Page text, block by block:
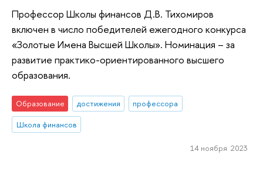
Профессор Школы финансов Д.В. Тихомиров
включен в число победителей ежегодного конкурса
«Золотые Имена Высшей Школы». Номинация – за
развитие практико-ориентированного высшего
образования.
Образование достижения
профессора
Школа финансов
14 ноября 2023